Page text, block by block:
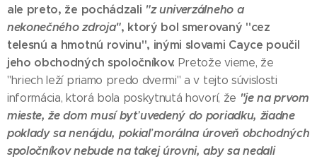
ale preto, že pochádzali "z univerzálneho a
nekonečného zdroja", ktorý bol smerovaný "cez
telesnú a hmotnú rovinu", inými slovami Cayce poučil
jeho obchodných spoločníkov. Pretože vieme, že
"hriech leží priamo predo dvermi" a v tejto súvislosti
informácia, ktorá bola poskytnutá hovorí, že "je na prvom
mieste, že dom musí byť uvedený do poriadku, žiadne
poklady sa nenájdu, pokiaľ morálna úroveň obchodných
spoločníkov nebude na takej úrovni, aby sa nedali